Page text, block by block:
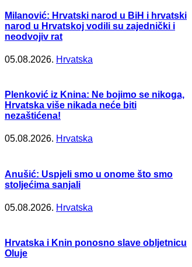
Milanović: Hrvatski narod u BiH i hrvatski
narod u Hrvatskoj vodili su zajednički i
neodvojiv rat
05.08.2026. Hrvatska
Plenković iz Knina: Ne bojimo se nikoga,
Hrvatska više nikada neće biti
nezaštićena!
05.08.2026. Hrvatska
Anušić: Uspjeli smo u onome što smo
stoljećima sanjali
05.08.2026. Hrvatska
Hrvatska i Knin ponosno slave obljetnicu
Oluje